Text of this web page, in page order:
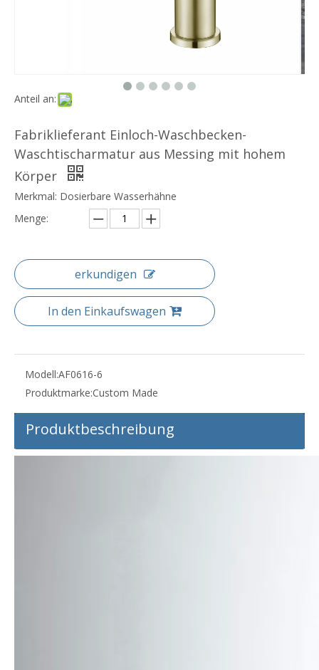
Anteil an:
Fabriklieferant Einloch-Waschbecken-
Waschtischarmatur aus Messing mit hohem
Körper
Merkmal: Dosierbare Wasserhähne
Menge:
erkundigen
In den Einkaufswagen
Modell:AF0616-6
Produktmarke:Custom Made
Produktbeschreibung